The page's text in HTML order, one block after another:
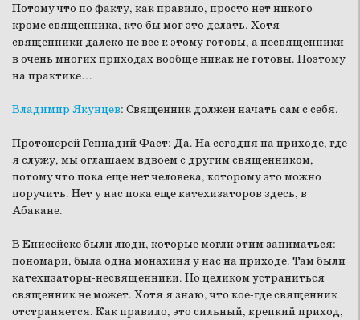
Потому что по факту, как правило, просто нет никого
кроме священника, кто бы мог это делать. Хотя
священники далеко не все к этому готовы, а несвященники
в очень многих приходах вообще никак не готовы. Поэтому
на практике…
Владимир Якунцев: Священник должен начать сам с себя.
Протоиерей Геннадий Фаст: Да. На сегодня на приходе, где
я служу, мы оглашаем вдвоем с другим священником,
потому что пока еще нет человека, которому это можно
поручить. Нет у нас пока еще катехизаторов здесь, в
Абакане.
В Енисейске были люди, которые могли этим заниматься:
пономари, была одна монахиня у нас на приходе. Там были
катехизаторы-несвященники. Но целиком устраниться
священник не может. Хотя я знаю, что кое-где священник
отстраняется. Как правило, это сильный, крепкий приход,